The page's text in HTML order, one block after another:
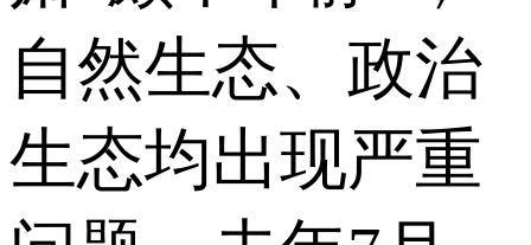
自然生态、政治
生态均出现严重